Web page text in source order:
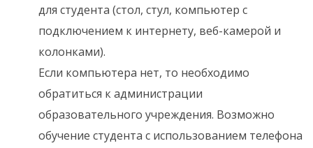
для студента (стол, стул, компьютер с
подключением к интернету, веб-камерой и
колонками).
Если компьютера нет, то необходимо
обратиться к администрации
образовательного учреждения. Возможно
обучение студента с использованием телефона